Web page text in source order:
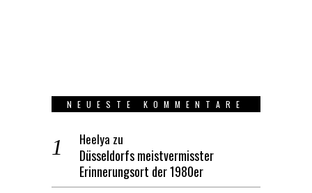
NEUESTE KOMMENTARE
Heelya zu
Düsseldorfs meistvermisster
Erinnerungsort der 1980er